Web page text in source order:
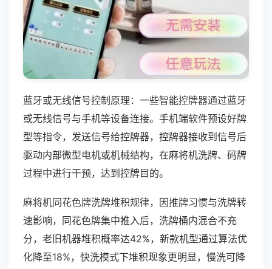
蓝牙或无线信号控制原理：一些智能控牌器通过蓝牙
或无线信号与手机等设备连接。手机端软件预设好牌
型等指令，发送信号给控牌器，控牌器接收到信号后
驱动内部微型电机或机械结构，在麻将机洗牌、码牌
过程中进行干预，达到控牌目的。
麻将机同花色牌洗牌堆积规律，因推牌习惯与洗牌转
速影响，同花色牌集中推入后，洗牌桶内混合不充
分，老旧机器堆积概率达42%，新款机型通过算法优
化降至18%，快洗模式下堆积现象更明显，慢洗可降